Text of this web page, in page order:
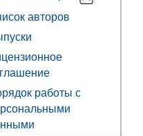
авторов
работы с